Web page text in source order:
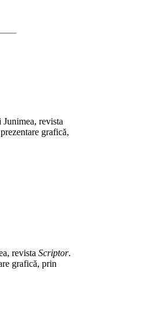
revista
grafică,
revista Scriptor.
grafică, prin